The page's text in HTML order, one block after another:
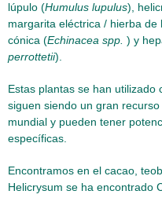
lúpulo (Humulus lupulus),
margarita eléctrica / hierba de
cónica (Echinacea spp. ) y
perrottetii).
Estas plantas se han utilizado
siguen siendo un gran
mundial y pueden tener
específicas.
Encontramos en el cacao,
Helicrysum se ha encontrado